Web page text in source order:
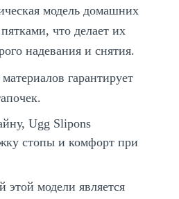
модель домашних
что делает их
надевания и снятия.
гарантирует
Ugg Slipons
стопы и комфорт при
этой модели является